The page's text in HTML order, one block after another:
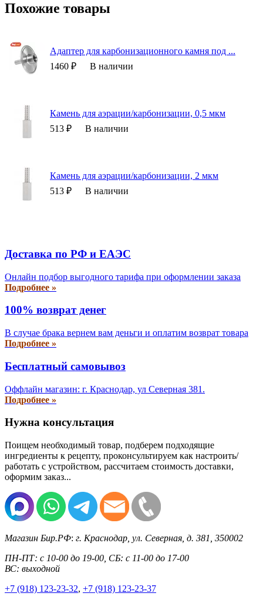
Похожие товары
Адаптер для карбонизационного камня под ...
1460 ₽
В наличии
Камень для аэрации/карбонизации, 0,5 мкм
513 ₽
В наличии
Камень для аэрации/карбонизации, 2 мкм
513 ₽
В наличии
Доставка по РФ и EAЭС
Онлайн подбор выгодного тарифа при оформлении заказа
Подробнее »
100% возврат денег
В случае брака вернем вам деньги и оплатим возврат товара
Подробнее »
Бесплатный самовывоз
Оффлайн магазин: г. Краснодар, ул Северная 381.
Подробнее »
Нужна консультация
Поищем необходимый товар, подберем подходящие
ингредиенты к рецепту, проконсультируем как настроить/
работать с устройством, рассчитаем стоимость доставки,
оформим заказ...
Магазин Бир.РФ: г. Краснодар ул. Северная, д. 381 350002
ПН-ПТ: с 10-00 до 19-00, СБ: с 11-00 до 17-00
ВС: выходной
+7 (918) 123-23-32, +7 (918) 123-23-37